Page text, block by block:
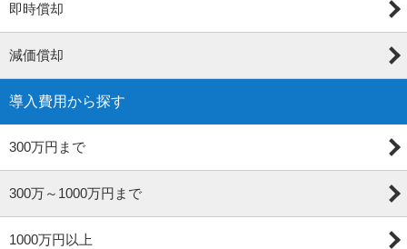
即時償却
減価償却
導入費用から探す
300万円まで
300万～1000万円まで
1000万円以上